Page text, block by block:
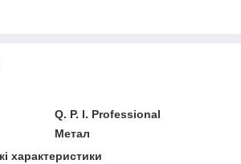
Q. P. I. Professional
Метал
характеристики